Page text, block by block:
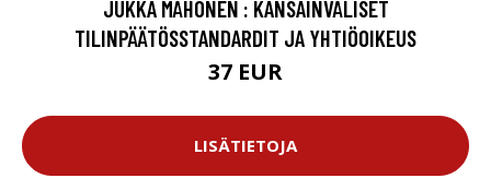
JUKKA MÄHÖNEN : KANSAINVÄLISET
TILINPÄÄTÖSSTANDARDIT JA YHTIÖOIKEUS
37 EUR
LISÄTIETOJA